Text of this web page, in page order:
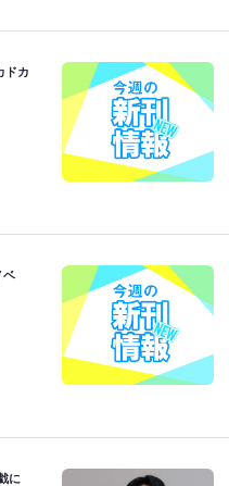
ドカ
ベ
に